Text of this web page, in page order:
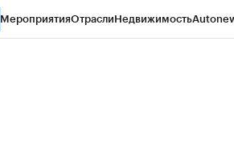
МероприятияОтраслиНедвижимость